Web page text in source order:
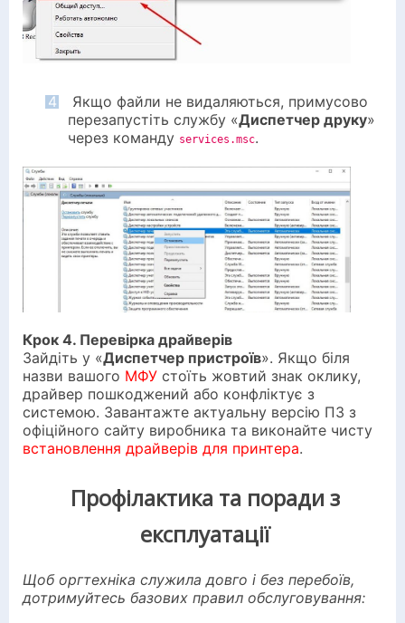
4
Якщо файли не видаляються, примусово
перезапустіть службу «Диспетчер друку»
через команду services.msc.
Крок 4. Перевірка драйверів
Зайдіть у «Диспетчер пристроїв». Якщо біля
назви вашого МФУ стоїть жовтий знак оклику,
драйвер пошкоджений або конфліктує з
системою. Завантажте актуальну версію ПЗ з
офіційного сайту виробника та виконайте чисту
встановлення драйверів для принтера.
Профілактика та поради з
експлуатації
Щоб оргтехніка служила довго і без перебоїв,
дотримуйтесь базових правил обслуговування: